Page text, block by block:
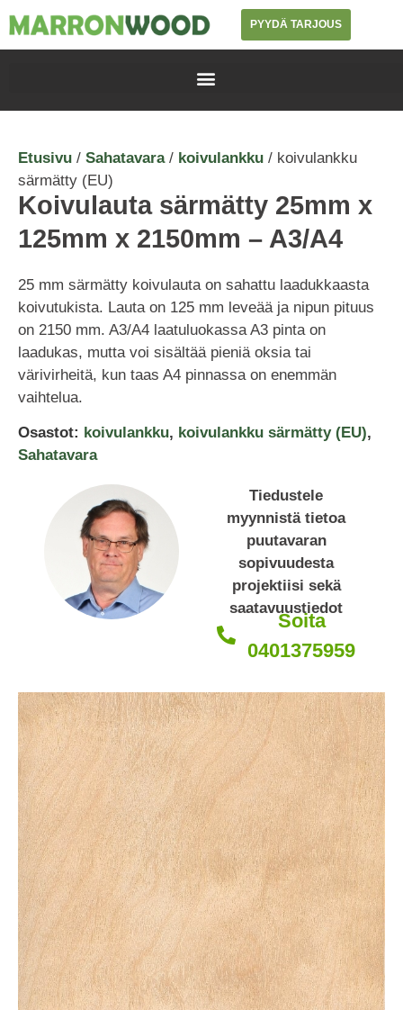
PYYDÄ TARJOUS
Etusivu / Sahatavara/ koivulankku / koivulankku
särmätty (EU)
Koivulauta särmätty 25mm x
125mm x 2150mm – A3/A4
25 mm särmätty koivulauta on sahattu laadukkaasta
koivutukista. Lauta on 125 mm leveää ja nipun pituus
on 2150 mm. A3/A4 laatuluokassa A3 pinta on
laadukas, mutta voi sisältää pieniä oksia tai
värivirheitä, kun taas A4 pinnassa on enemmän
vaihtelua.
Osastot: koivulankku, koivulankku särmätty (EU),
Sahatavara
Tiedustele
myynnistä tietoa
puutavaran
sopivuudesta
projektiisi sekä
saatavuustiedot
Soita
0401375959